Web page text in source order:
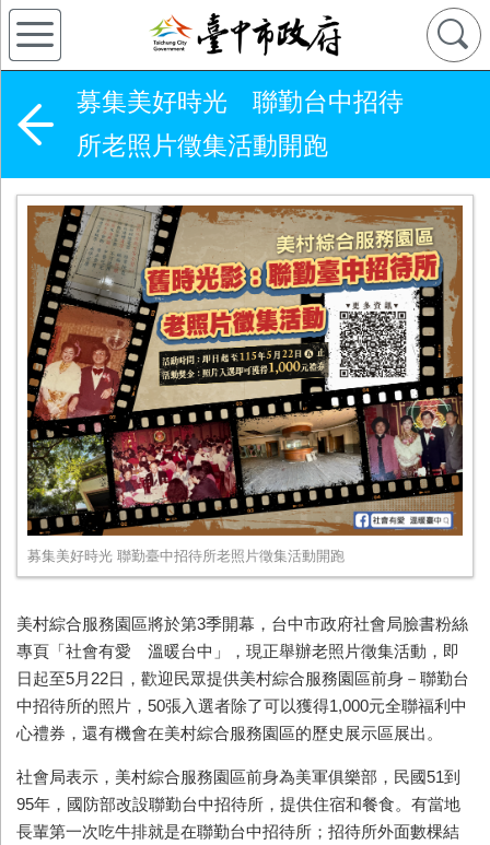
募集美好時光 聯勤台中招待
所老照片徵集活動開跑
募集美好時光 聯勤臺中招待所老照片徵集活動開跑
美村綜合服務園區將於第3季開幕，台中市政府社會局臉書粉絲
專頁「社會有愛 溫暖台中」，現正舉辦老照片徵集活動，即
日起至5月22日，歡迎民眾提供美村綜合服務園區前身－聯勤台
中招待所的照片，50張入選者除了可以獲得1,000元全聯福利中
心禮券，還有機會在美村綜合服務園區的歷史展示區展出。
社會局表示，美村綜合服務園區前身為美軍俱樂部，民國51到
95年，國防部改設聯勤台中招待所，提供住宿和餐食。有當地
長輩第一次吃牛排就是在聯勤台中招待所；招待所外面數棵結